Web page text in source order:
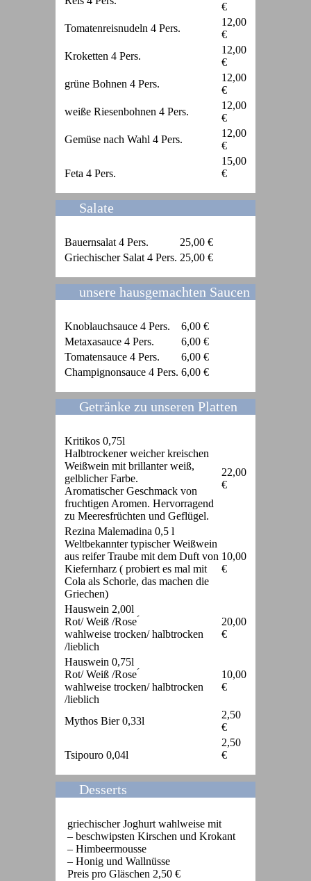
€
Tomatenreisnudeln 4 Pers.
12,00
€
Kroketten 4 Pers.
12,00
€
grüne Bohnen 4 Pers.
12,00
€
weiße Riesenbohnen 4 Pers.
12,00
€
Gemüse nach Wahl 4 Pers.
12,00
€
Feta 4 Pers.
15,00
€
Salate
Bauernsalat 4 Pers.
25,00 €
Griechischer Salat 4 Pers. 25,00 €
unsere hausgemachten Saucen
Knoblauchsauce 4 Pers.
6,00 €
Metaxasauce 4 Pers.
6,00 €
Tomatensauce 4 Pers.
6,00 €
Champignonsauce 4 Pers. 6,00 €
Getränke zu unseren Platten
Kritikos 0,75l
Halbtrockener weicher kreischen
Weißwein mit brillanter weiß,
gelblicher Farbe.
Aromatischer Geschmack von
fruchtigen Aromen. Hervorragend
zu Meeresfrüchten und Geflügel.
22,00
€
Rezina Malemadina 0,5 l
Weltbekannter typischer Weißwein
aus reifer Traube mit dem Duft von
Kiefernharz ( probiert es mal mit
Cola als Schorle, das machen die
Griechen)
10,00
€
Hauswein 2,00l
Rot/ Weiß /Rose ́
wahlweise trocken/ halbtrocken
/lieblich
20,00
€
Hauswein 0,75l
Rot/ Weiß /Rose ́
wahlweise trocken/ halbtrocken
/lieblich
10,00
€
Mythos Bier 0,33l
2,50
€
Tsipouro 0,04l
2,50
€
Desserts
griechischer Joghurt wahlweise mit
– beschwipsten Kirschen und Krokant
– Himbeermousse
– Honig und Wallnüsse
Preis pro Gläschen 2,50 €